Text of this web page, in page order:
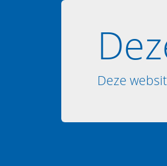
Deze